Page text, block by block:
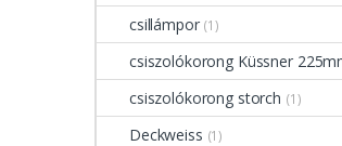
csillámpor (1)
csiszolókorong Küssner
csiszolókorong storch (1)
Deckweiss (1)